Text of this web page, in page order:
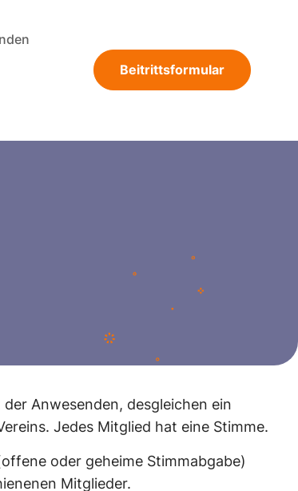
Beitrittsformular
Anwesenden, desgleichen ein
Jedes Mitglied hat eine Stimme.
oder geheime Stimmabgabe)
Mitglieder.